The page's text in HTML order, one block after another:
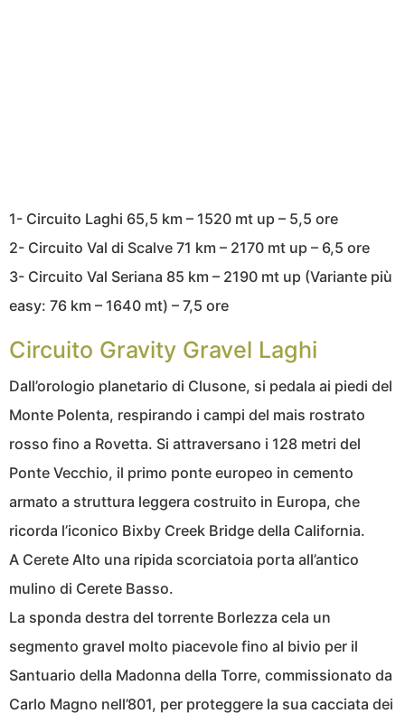
1- Circuito Laghi 65,5 km – 1520 mt up – 5,5 ore
2- Circuito Val di Scalve 71 km – 2170 mt up – 6,5 ore
3- Circuito Val Seriana 85 km – 2190 mt up (Variante più
easy: 76 km – 1640 mt) – 7,5 ore
Circuito Gravity Gravel Laghi
Dall’orologio planetario di Clusone, si pedala ai piedi del
Monte Polenta, respirando i campi del mais rostrato
rosso fino a Rovetta. Si attraversano i 128 metri del
Ponte Vecchio, il primo ponte europeo in cemento
armato a struttura leggera costruito in Europa, che
ricorda l’iconico Bixby Creek Bridge della California.
A Cerete Alto una ripida scorciatoia porta all’antico
mulino di Cerete Basso.
La sponda destra del torrente Borlezza cela un
segmento gravel molto piacevole fino al bivio per il
Santuario della Madonna della Torre, commissionato da
Carlo Magno nell’801, per proteggere la sua cacciata dei